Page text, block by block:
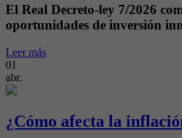
El Real Decreto-ley 7/2026
oportunidades de inversión
Leer más
01
abr.
¿Cómo afecta la